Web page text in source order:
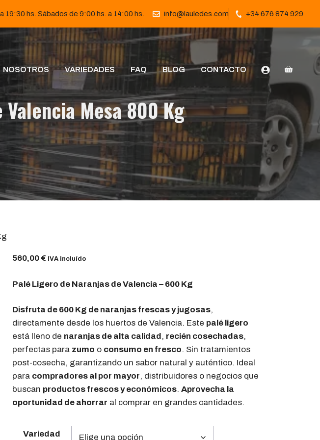
19:30 hs. Sábados de 9:00 hs. a 14:00 hs. info@lauledes.com +34 676 874 929
NOSOTROS VARIEDADES FAQ BLOG CONTACTO
Mesa 800 Kg
560,00 € IVA incluído
Palé Ligero de Naranjas de Valencia – 600 Kg
Disfruta de 600 Kg de naranjas frescas y jugosas,
directamente desde los huertos de Valencia. Este palé ligero
está lleno de naranjas de alta calidad, recién cosechadas,
perfectas para zumo o consumo en fresco. Sin tratamientos
post-cosecha, garantizando un sabor natural y auténtico. Ideal
para compradores al por mayor, distribuidores o negocios que
buscan productos frescos y económicos. Aprovecha la
oportunidad de ahorrar al comprar en grandes cantidades.
Variedad